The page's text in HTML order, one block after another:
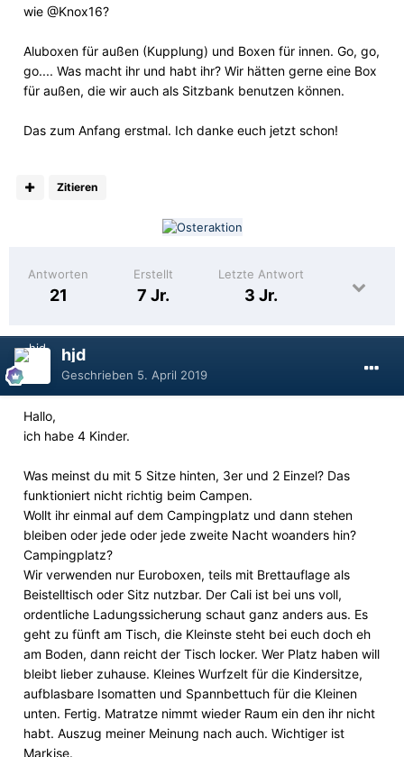
wie @Knox16?
Aluboxen für außen (Kupplung) und Boxen für innen. Go, go,
go.... Was macht ihr und habt ihr? Wir hätten gerne eine Box
für außen, die wir auch als Sitzbank benutzen können.
Das zum Anfang erstmal. Ich danke euch jetzt schon!
Zitieren
Antworten
21
Erstellt
7 Jr.
Letzte Antwort
3 Jr.
hjd
Geschrieben 5. April 2019
Hallo,
ich habe 4 Kinder.
Was meinst du mit 5 Sitze hinten, 3er und 2 Einzel? Das
funktioniert nicht richtig beim Campen.
Wollt ihr einmal auf dem Campingplatz und dann stehen
bleiben oder jede oder jede zweite Nacht woanders hin?
Campingplatz?
Wir verwenden nur Euroboxen, teils mit Brettauflage als
Beistelltisch oder Sitz nutzbar. Der Cali ist bei uns voll,
ordentliche Ladungssicherung schaut ganz anders aus. Es
geht zu fünft am Tisch, die Kleinste steht bei euch doch eh
am Boden, dann reicht der Tisch locker. Wer Platz haben will
bleibt lieber zuhause. Kleines Wurfzelt für die Kindersitze,
aufblasbare Isomatten und Spannbettuch für die Kleinen
unten. Fertig. Matratze nimmt wieder Raum ein den ihr nicht
habt. Auszug meiner Meinung nach auch. Wichtiger ist
Markise.